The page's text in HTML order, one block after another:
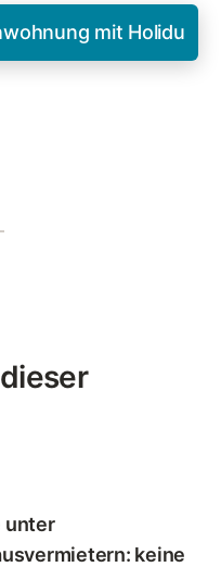
mit Holidu
unter
keine